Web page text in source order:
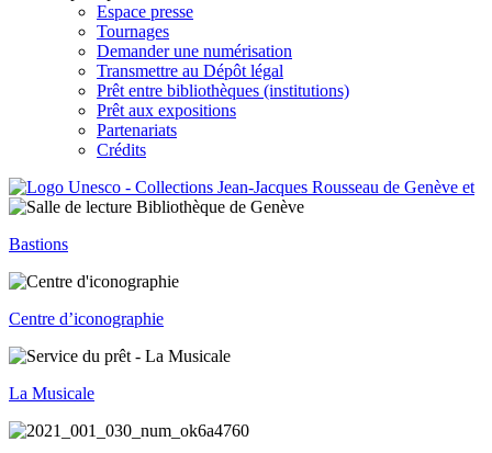
Espace presse
Tournages
Demander une numérisation
Transmettre au Dépôt légal
Prêt entre bibliothèques (institutions)
Prêt aux expositions
Partenariats
Crédits
Bastions
Centre d’iconographie
La Musicale